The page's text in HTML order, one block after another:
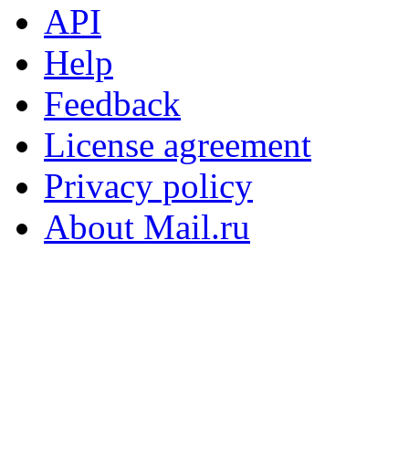
API
Help
Feedback
License agreement
Privacy policy
About Mail.ru